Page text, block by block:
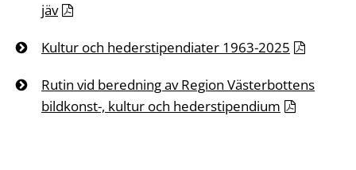
jäv
Kultur och hederstipendiater 1963-2025
Rutin vid beredning av Region Västerbottens
bildkonst-, kultur och hederstipendium